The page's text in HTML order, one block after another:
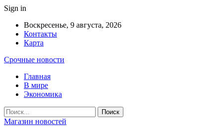
Sign in
Воскресенье, 9 августа, 2026
Контакты
Карта
Срочные новости
Главная
В мире
Экономика
Магазин новостей